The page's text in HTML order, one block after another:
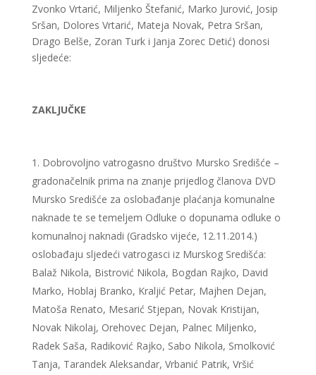
Zvonko Vrtarić, Miljenko Štefanić, Marko Jurović, Josip
Sršan, Dolores Vrtarić, Mateja Novak, Petra Sršan,
Drago Belše, Zoran Turk i Janja Zorec Detić) donosi
sljedeće:
ZAKLJUČKE
Dobrovoljno vatrogasno društvo Mursko Središće –
gradonačelnik prima na znanje prijedlog članova DVD
Mursko Središće za oslobađanje plaćanja komunalne
naknade te se temeljem Odluke o dopunama odluke o
komunalnoj naknadi (Gradsko vijeće, 12.11.2014.)
oslobađaju sljedeći vatrogasci iz Murskog Središća:
Balaž Nikola, Bistrović Nikola, Bogdan Rajko, David
Marko, Hoblaj Branko, Kraljić Petar, Majhen Dejan,
Matoša Renato, Mesarić Stjepan, Novak Kristijan,
Novak Nikolaj, Orehovec Dejan, Palnec Miljenko,
Radek Saša, Radiković Rajko, Sabo Nikola, Smolković
Tanja, Tarandek Aleksandar, Vrbanić Patrik, Vršić